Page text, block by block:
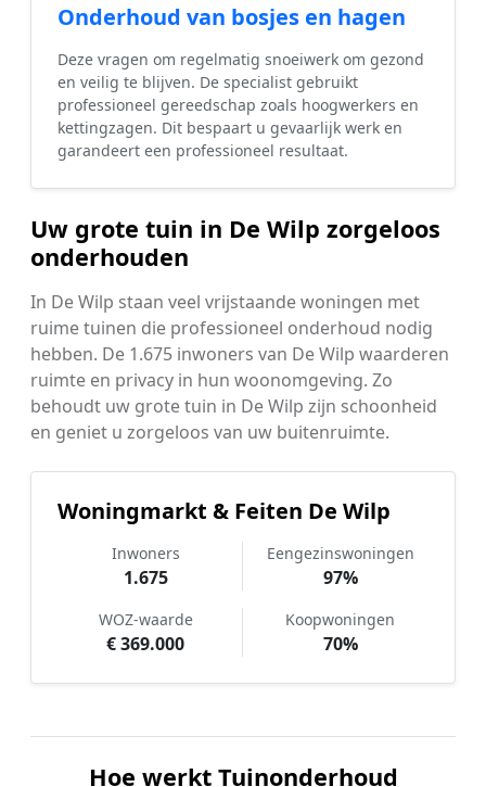
Onderhoud van bosjes en hagen
Deze vragen om regelmatig snoeiwerk om gezond
en veilig te blijven. De specialist gebruikt
professioneel gereedschap zoals hoogwerkers en
kettingzagen. Dit bespaart u gevaarlijk werk en
garandeert een professioneel resultaat.
Uw grote tuin in De Wilp zorgeloos
onderhouden
In De Wilp staan veel vrijstaande woningen met
ruime tuinen die professioneel onderhoud nodig
hebben. De 1.675 inwoners van De Wilp waarderen
ruimte en privacy in hun woonomgeving. Zo
behoudt uw grote tuin in De Wilp zijn schoonheid
en geniet u zorgeloos van uw buitenruimte.
Woningmarkt & Feiten De Wilp
Inwoners
1.675
Eengezinswoningen
97%
WOZ-waarde
€ 369.000
Koopwoningen
70%
Hoe werkt Tuinonderhoud